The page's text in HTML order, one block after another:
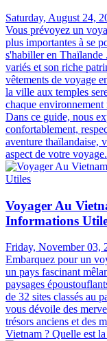
Saturday, August 24,
Vous prévoyez un
plus importantes à se
s'habiller en Thaïlande
variés et son riche
vêtements de voyage
la ville aux temples
chaque environnement
Dans ce guide, nous
confortablement,
aventure thaïlandaise,
aspect de votre voyage.
Voyager Au
Informations
Friday, November 03,
Embarquez pour un
un pays fascinant
paysages
de 32 sites classés au
vous dévoile des
trésors anciens et des
Vietnam ? Quelle est